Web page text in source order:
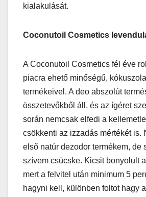
kialakulását.
Coconutoil Cosmetics
A Coconutoil Cosmetics fél éve
piacra ehető minőségű,
termékeivel. A deo abszolút
összetevőkből áll, és az ígéret
során nemcsak elfedi a
csökkenti az izzadás mértékét is.
első natúr dezodor termékem, de
szívem csücske. Kicsit bonyolult
mert a felvitel után minimum 5
hagyni kell, különben foltot hagy